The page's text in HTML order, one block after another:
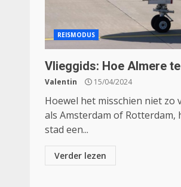
REISMODUS
Vlieggids: Hoe Almere
Valentin 15/04/2024
Hoewel het misschien niet zo
als Amsterdam of Rotterdam,
stad een...
Verder lezen